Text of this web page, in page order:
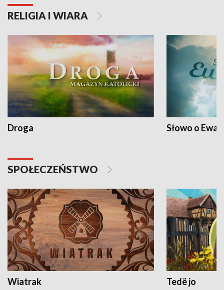
RELIGIA I WIARA
Droga Słowo o
SPOŁECZEŃSTWO
Wiatrak Tedë jo